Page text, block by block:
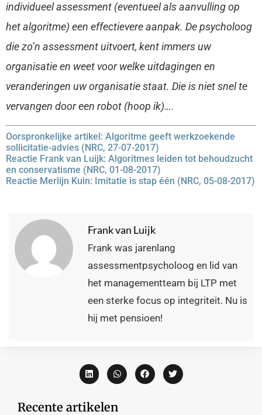
individueel assessment (eventueel als aanvulling op
het algoritme) een effectievere aanpak. De psycholoog
die zo’n assessment uitvoert, kent immers uw
organisatie en weet voor welke uitdagingen en
veranderingen uw organisatie staat. Die is niet snel te
vervangen door een robot (hoop ik)….
Oorspronkelijke artikel: Algoritme geeft werkzoekende
sollicitatie-advies (NRC, 27-07-2017)
Reactie Frank van Luijk: Algoritmes leiden tot behoudzucht
en conservatisme (NRC, 01-08-2017)
Reactie Merlijn Kuin: Imitatie is stap één (NRC, 05-08-2017)
Frank van Luijk
Frank was jarenlang
assessmentpsycholoog en lid van
het managementteam bij LTP met
een sterke focus op integriteit. Nu is
hij met pensioen!
Recente artikelen